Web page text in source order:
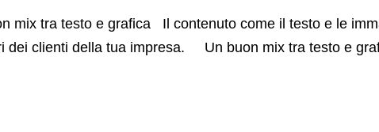
mix tra testo e grafica Il contenuto come il testo e le
dei clienti della tua impresa. Un buon mix tra testo e